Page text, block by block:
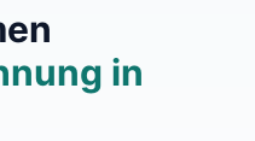
in